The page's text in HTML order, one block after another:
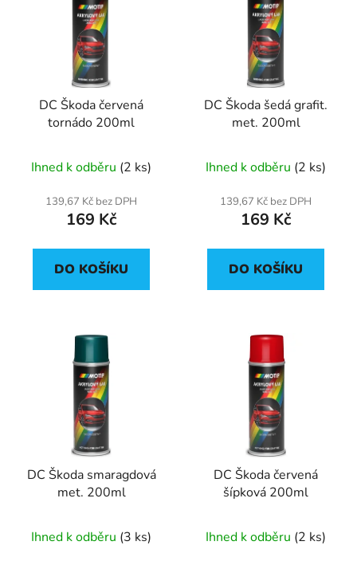
DC Škoda červená
tornádo 200ml
Ihned k odběru (2 ks)
139,67 Kč bez DPH
169 Kč
DO KOŠÍKU
DC Škoda šedá grafit.
met. 200ml
Ihned k odběru (2 ks)
139,67 Kč bez DPH
169 Kč
DO KOŠÍKU
DC Škoda smaragdová
met. 200ml
Ihned k odběru (3 ks)
DC Škoda červená
šípková 200ml
Ihned k odběru (2 ks)